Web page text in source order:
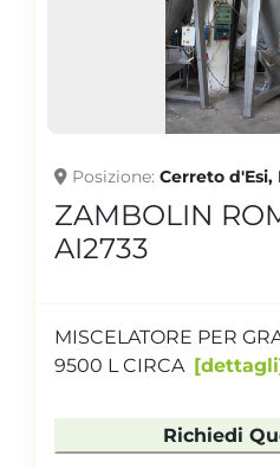
Posizione Cerreto d'Esi,
ZAMBOLIN
AI2733
MISCELATORE PER
9500 L CIRCA
dettagli
Richiedi